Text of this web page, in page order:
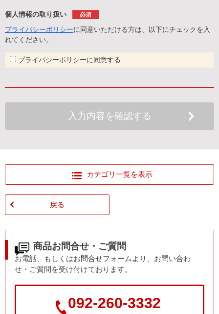
個人情報の取り扱い 必須
プライバシーポリシーに同意いただける方は、以下にチェックを入
れてください。
プライバシーポリシーに同意する
戻る
カテゴリ一覧を表示
商品お問合せ・ご質問
お電話、もしくはお問合せフォームより、お問い合わ
せ・ご質問を受け付けております。
092-260-3332